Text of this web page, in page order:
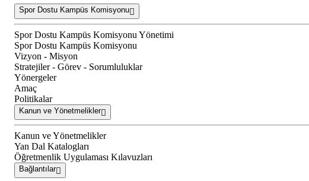
Spor Dostu Kampüs Komisyonu
Spor Dostu Kampüs Komisyonu Yönetimi
Spor Dostu Kampüs Komisyonu
Vizyon - Misyon
Stratejiler - Görev - Sorumluluklar
Yönergeler
Amaç
Politikalar
Kanun ve Yönetmelikler
Kanun ve Yönetmelikler
Yan Dal Katalogları
Öğretmenlik Uygulaması Kılavuzları
Bağlantılar